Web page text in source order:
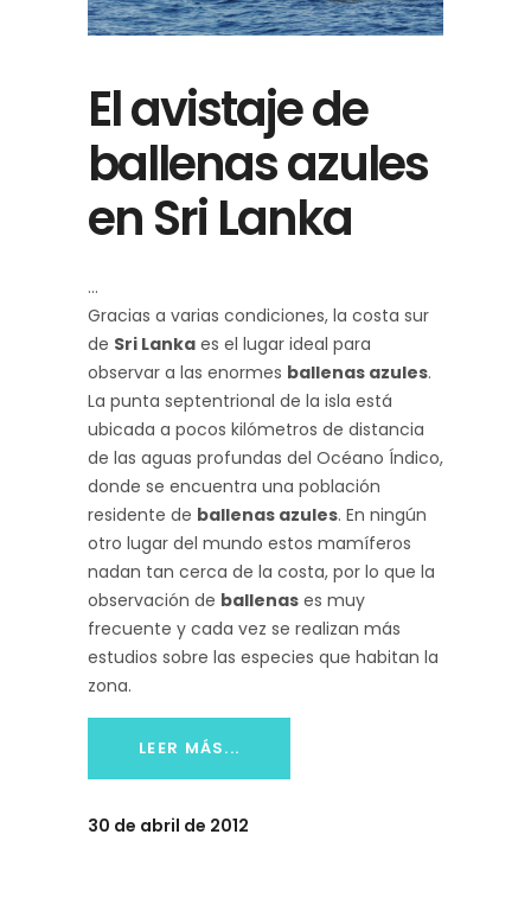
El avistaje de
ballenas azules
en Sri Lanka
Gracias a varias condiciones, la costa sur
de Sri Lanka es el lugar ideal para
observar a las enormes ballenas azules.
La punta septentrional de la isla está
ubicada a pocos kilómetros de distancia
de las aguas profundas del Océano Índico,
donde se encuentra una población
residente de ballenas azules. En ningún
otro lugar del mundo estos mamíferos
nadan tan cerca de la costa, por lo que la
observación de ballenas es muy
frecuente y cada vez se realizan más
estudios sobre las especies que habitan la
zona.
LEER MÁS...
30 de abril de 2012